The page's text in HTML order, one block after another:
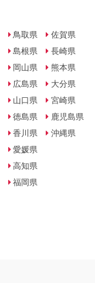
鳥取県
島根県
岡山県
広島県
山口県
徳島県
香川県
愛媛県
高知県
福岡県
佐賀県
長崎県
熊本県
大分県
宮崎県
鹿児島県
沖縄県